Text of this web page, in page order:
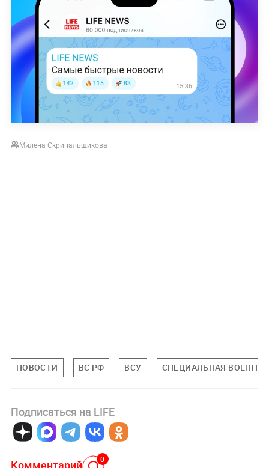
Милена Скрипальщикова
НОВОСТИ ВС РФ ВСУ СПЕЦИАЛЬНАЯ
Подписаться на LIFE
Комментарий 0